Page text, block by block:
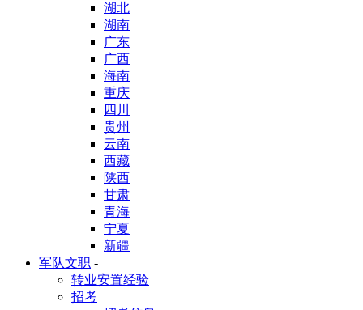
湖北
湖南
广东
广西
海南
重庆
四川
贵州
云南
西藏
陕西
甘肃
青海
宁夏
新疆
军队文职 -
转业安置经验
招考